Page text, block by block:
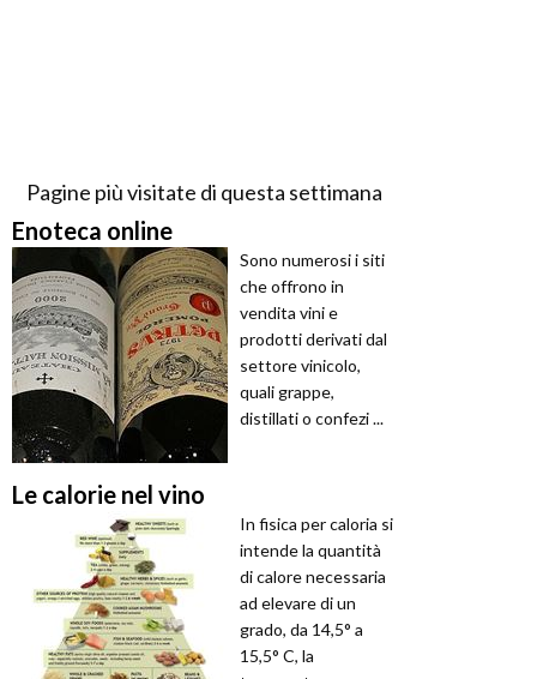
Pagine più visitate di questa settimana
Enoteca online
Sono numerosi i siti
che offrono in
vendita vini e
prodotti derivati dal
settore vinicolo,
quali grappe,
distillati o confezi ...
Le calorie nel vino
In fisica per caloria si
intende la quantità
di calore necessaria
ad elevare di un
grado, da 14,5° a
15,5° C, la